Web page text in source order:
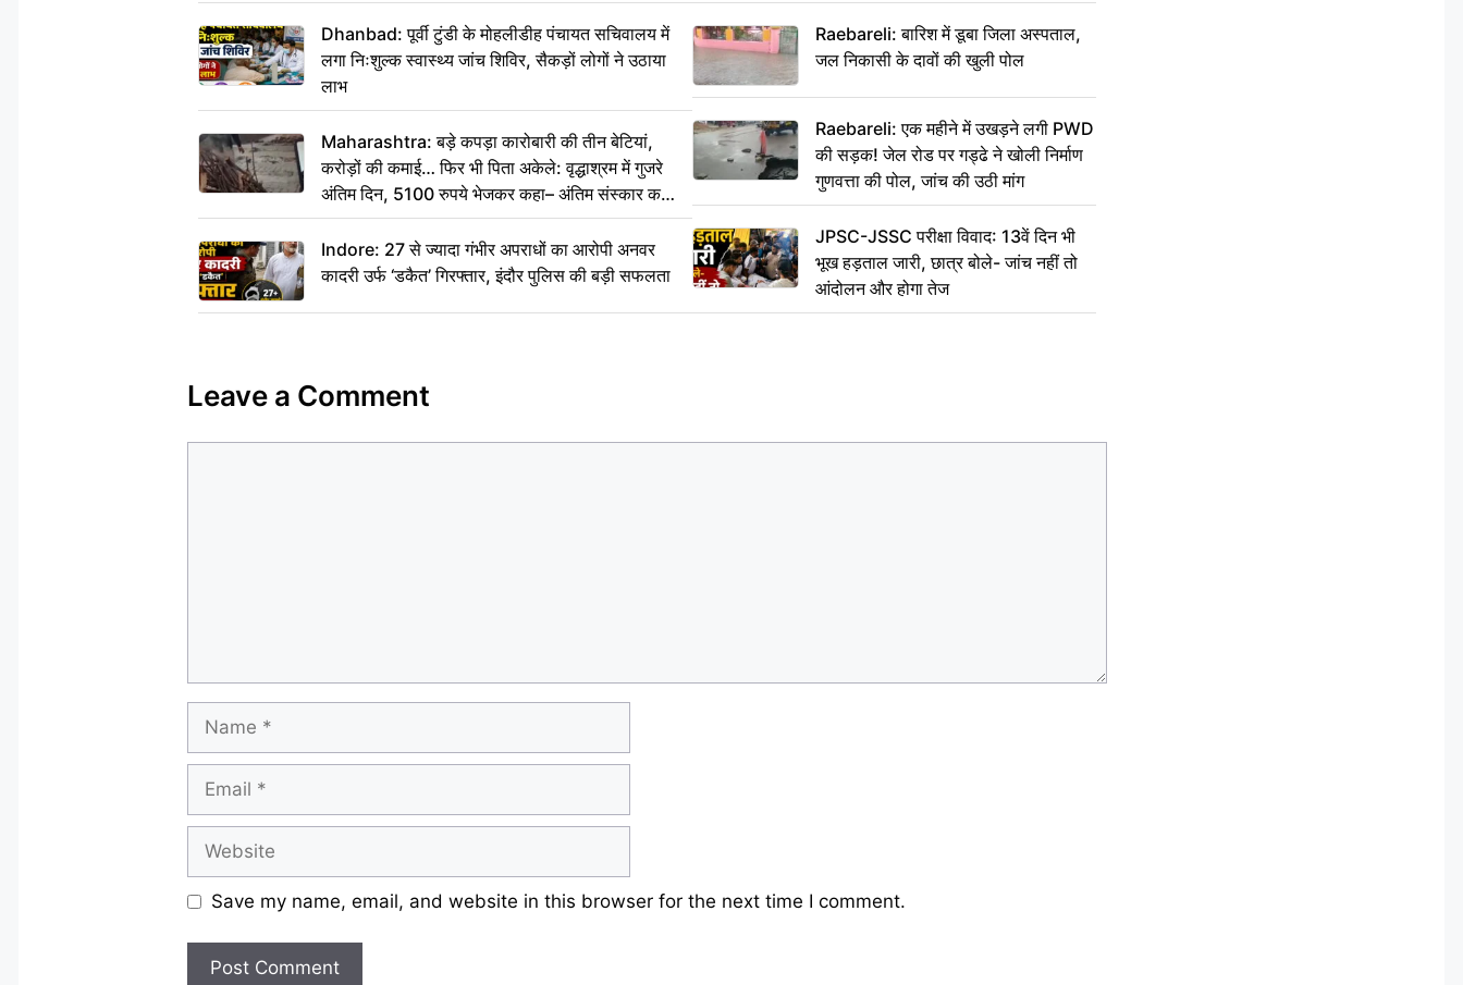
Dhanbad: पूर्वी टुंडी के मोहलीडीह पंचायत सचिवालय में
लगा निःशुल्क स्वास्थ्य जांच शिविर, सैकड़ों लोगों ने उठाया
लाभ
Maharashtra: बड़े कपड़ा कारोबारी की तीन बेटियां,
करोड़ों की कमाई… फिर भी पिता अकेले: वृद्धाश्रम में गुजरे
अंतिम दिन, 5100 रुपये भेजकर कहा– अंतिम संस्कार कर
दीजिए हम नहीं आ पाएंगे
Indore: 27 से ज्यादा गंभीर अपराधों का आरोपी अनवर
कादरी उर्फ ‘डकैत’ गिरफ्तार, इंदौर पुलिस की बड़ी सफलता
Raebareli: बारिश में डूबा जिला अस्पताल,
जल निकासी के दावों की खुली पोल
Raebareli: एक महीने में उखड़ने लगी PWD
की सड़क! जेल रोड पर गड्ढे ने खोली निर्माण
गुणवत्ता की पोल, जांच की उठी मांग
JPSC-JSSC परीक्षा विवाद: 13वें दिन भी
भूख हड़ताल जारी, छात्र बोले- जांच नहीं तो
आंदोलन और होगा तेज
Leave a Comment
Save my name, email, and website in this browser for the next time I comment.